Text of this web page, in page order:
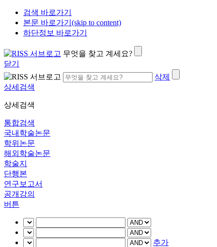
검색 바로가기
본문 바로가기(skip to content)
하단정보 바로가기
무엇을 찾고 계세요?
닫기
삭제
상세검색
상세검색
통합검색
국내학술논문
학위논문
해외학술논문
학술지
단행본
연구보고서
공개강의
버튼
추가